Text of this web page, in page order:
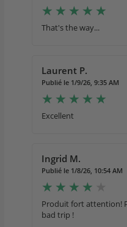
That's the way...
Laurent P.
Publié le 1/9/26, 9:35 AM
Excellent
Ingrid M.
Publié le 1/8/26, 10:54 AM
Produit fort attention!
bad trip !